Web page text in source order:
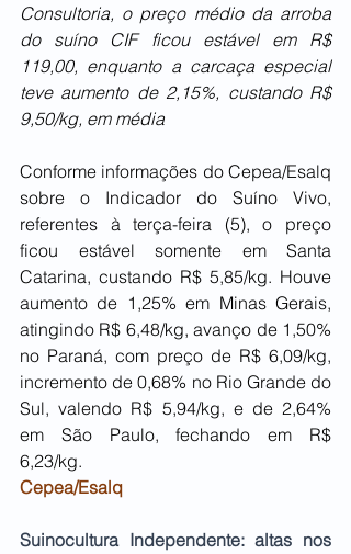
Consultoria, o preço médio da arroba
do suíno CIF ficou estável em R$
119,00, enquanto a carcaça especial
teve aumento de 2,15%, custando R$
9,50/kg, em média
Conforme informações do Cepea/Esalq
sobre o Indicador do Suíno Vivo,
referentes à terça-feira (5), o preço
ficou estável somente em Santa
Catarina, custando R$ 5,85/kg. Houve
aumento de 1,25% em Minas Gerais,
atingindo R$ 6,48/kg, avanço de 1,50%
no Paraná, com preço de R$ 6,09/kg,
incremento de 0,68% no Rio Grande do
Sul, valendo R$ 5,94/kg, e de 2,64%
em São Paulo, fechando em R$
6,23/kg.
Cepea/Esalq
Suinocultura Independente: altas nos